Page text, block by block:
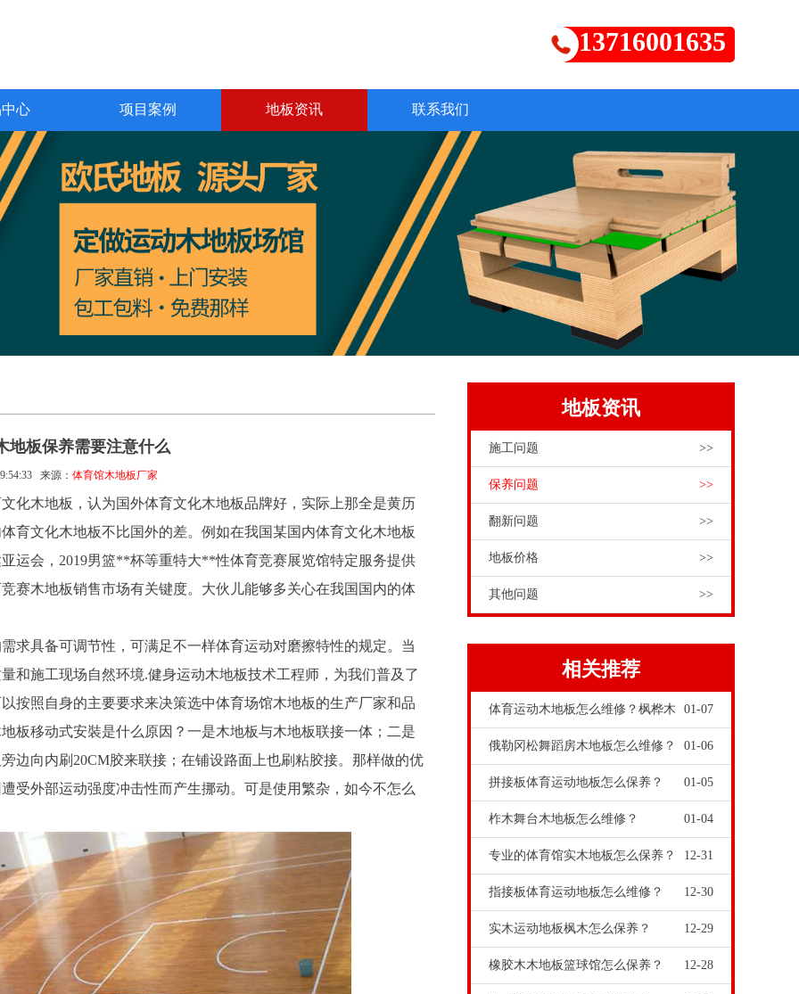
13716001635
心 项目案例 地板资讯 联系我们
地板保养需要注意什么
来源： 体育馆木地板厂家
化木地板，认为国外体育文化木地板品牌好，实际上那全是黄历
育文化木地板不比国外的差。例如在我国某国内体育文化木地板
运会，2019男篮**杯等重特大**性体育竞赛展览馆特定服务提供
赛木地板销售市场有关键度。大伙儿能够多关心在我国国内的体
求具备可调节性，可满足不一样体育运动对磨擦特性的规定。当
和施工现场自然环境.健身运动木地板技术工程师，为我们普及了
按照自身的主要要求来决策选中体育场馆木地板的生产厂家和品
板移动式安裝是什么原因？一是木地板与木地板联接一体；二是
边向内刷20CM胶来联接；在铺设路面上也刷粘胶接。那样做的优
受外部运动强度冲击性而产生挪动。可是使用繁杂，如今不怎么
地板资讯
施工问题 >>
保养问题 >>
翻新问题 >>
地板价格 >>
其他问题 >>
相关推荐
体育运动木地板怎么维修？枫桦木 01-07
俄勒冈松舞蹈房木地板怎么维修？ 01-06
拼接板体育运动地板怎么保养？ 01-05
柞木舞台木地板怎么维修？ 01-04
专业的体育馆实木地板怎么保养？ 12-31
指接板体育运动地板怎么维修？ 12-30
实木运动地板枫木怎么保养？ 12-29
橡胶木木地板篮球馆怎么保养？ 12-28